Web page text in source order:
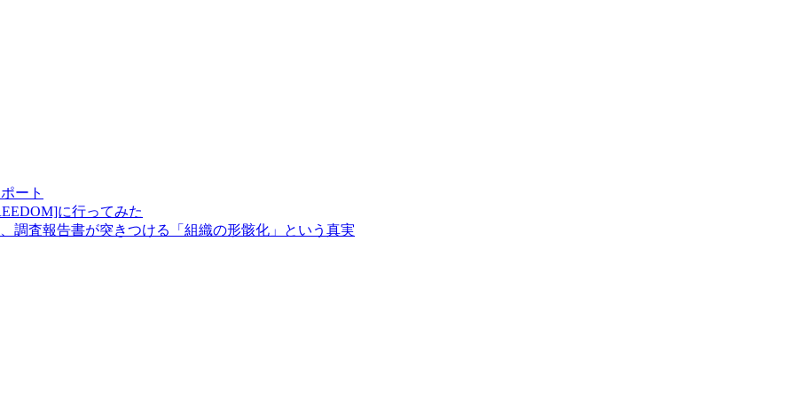
ート
に行ってみた
調査報告書が突きつける「組織の形骸化」という真実